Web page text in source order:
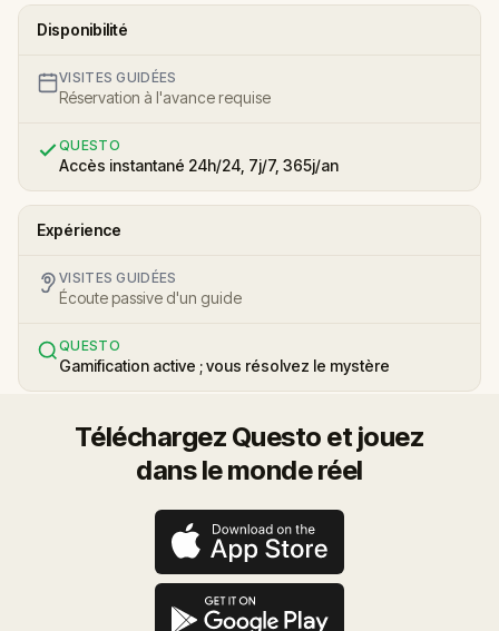
Disponibilité
VISITES GUIDÉES
Réservation à l'avance requise
QUESTO
Accès instantané 24h/24, 7j/7, 365j/an
Expérience
VISITES GUIDÉES
Écoute passive d'un guide
QUESTO
Gamification active ; vous résolvez le mystère
Téléchargez Questo et jouez
dans le monde réel